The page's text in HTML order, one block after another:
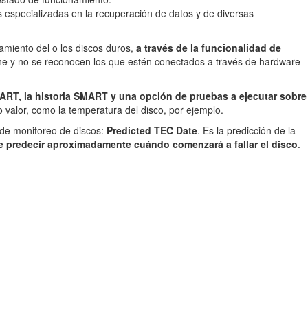
en la recuperación de datos y de diversas
del o los discos duros, a través de la funcionalidad de
y no se reconocen los que estén conectados a través de hardware
la historia SMART y una opción de pruebas a ejecutar sobre
como la temperatura del disco, por ejemplo.
monitoreo de discos: Predicted TEC Date. Es la predicción de la
predecir aproximadamente cuándo comenzará a fallar el disco.